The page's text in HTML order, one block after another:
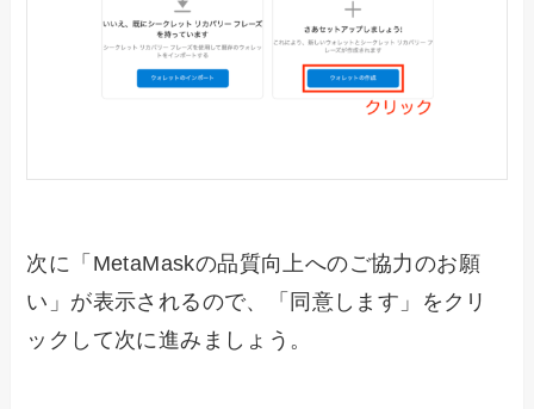
次に「MetaMaskの品質向上へのご協力のお願
い」が表示されるので、「同意します」をクリ
ックして次に進みましょう。